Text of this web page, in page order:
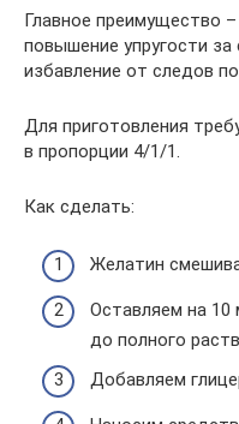
Главное преимущество
повышение упругости
избавление от следов
Для приготовления
в пропорции 4/1/1.
Как сделать:
Желатин
Оставляем на 10
до полного
Добавляем